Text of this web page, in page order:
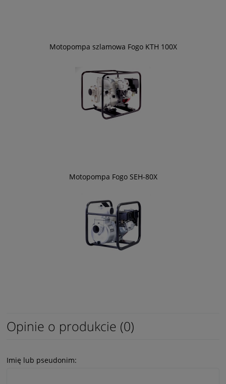
Motopompa szlamowa Fogo KTH 100X
Motopompa Fogo SEH-80X
Opinie o produkcie (0)
Imię lub pseudonim: